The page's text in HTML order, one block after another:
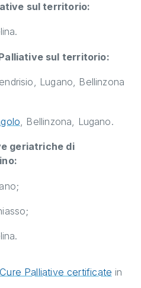
sul territorio:
sul territorio:
Lugano, Bellinzona
, Bellinzona, Lugano.
geriatriche di
Palliative certificate in